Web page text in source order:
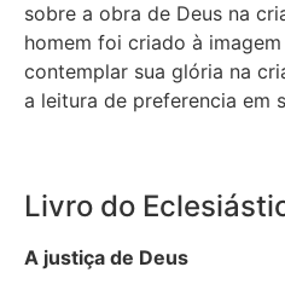
sobre a obra de Deus na
homem foi criado à
contemplar sua glória na
a leitura de preferencia em
Livro do
A justiça de Deus